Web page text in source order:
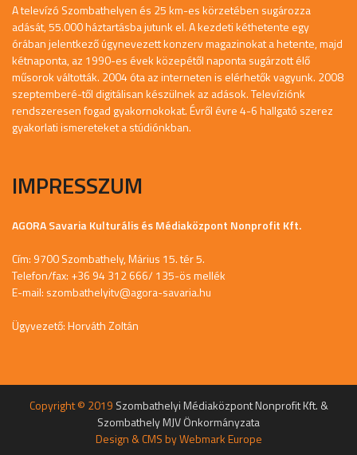
A televízó Szombathelyen és 25 km-es körzetében sugározza
adását, 55.000 háztartásba jutunk el. A kezdeti kéthetente egy
órában jelentkező úgynevezett konzerv magazinokat a hetente, majd
kétnaponta, az 1990-es évek közepétől naponta sugárzott élő
műsorok váltották. 2004 óta az interneten is elérhetők vagyunk. 2008
szeptemberé-től digitálisan készülnek az adások. Televíziónk
rendszeresen fogad gyakornokokat. Évről évre 4-6 hallgató szerez
gyakorlati ismereteket a stúdiónkban.
IMPRESSZUM
AGORA Savaria Kulturális és Médiaközpont Nonprofit Kft.
Cím: 9700 Szombathely, Márius 15. tér 5.
Telefon/fax: +36 94 312 666/ 135-ös mellék
E-mail: szombathelyitv@agora-savaria.hu
Ügyvezető: Horváth Zoltán
Copyright © 2019 Szombathelyi Médiaközpont Nonprofit Kft. &
Szombathely MJV Önkormányzata
Design & CMS byWebmark Europe